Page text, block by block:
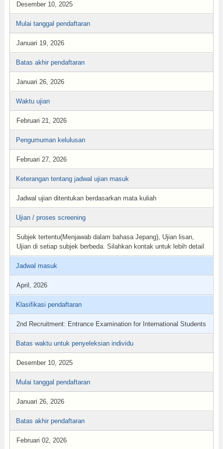
Desember 10, 2025
Mulai tanggal pendaftaran
Januari 19, 2026
Batas akhir pendaftaran
Januari 26, 2026
Waktu ujian
Februari 21, 2026
Pengumuman kelulusan
Februari 27, 2026
Keterangan tentang jadwal ujian masuk
Jadwal ujian ditentukan berdasarkan mata kuliah
Ujian / proses screening
Subjek tertentu(Menjawab dalam bahasa Jepang), Ujian lisan,
Ujian di setiap subjek berbeda. Silahkan kontak untuk lebih detail
Jadwal masuk
April, 2026
Klasifikasi pendaftaran
2nd Recruitment: Entrance Examination for International Students
Batas waktu untuk penyeleksian individu
Desember 10, 2025
Mulai tanggal pendaftaran
Januari 26, 2026
Batas akhir pendaftaran
Februari 02, 2026